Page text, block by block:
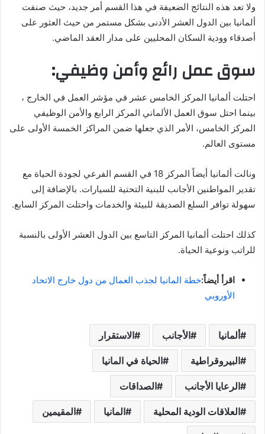
ولا تعد هذه النتائج الضعيفة في هذا القسم أمر جديد، حيث صنفت
ألمانيا بين الدول العشر الأدنى بشكل مستمر من حيث العثور على
أصدقاء وودية السكان المحليين على مدار العقد الماضي.
سوق عمل رائع وأمن وظيفي:
احتلت ألمانيا المركز الخامس عشر في مؤشر العمل في الخارج ،
بينما احتل سوق العمل الألماني المركز الرابع والأمن الوظيفي
المركز الخامس، الأمر الذي جعلها ضمن المراكز الخمسة الأولى على
مستوى العالم.
ونالت ألمانيا أيضاً المركز 18 في القسم الفرعي لجودة الحياة مع
تقدير المواطنين الأجانب للبنية التحتية للسيارات. بالإضافة إلى
سهولة توافر السلع الصديقة للبيئة والخدمات واحتلت المركز السابع.
كذلك احتلت ألمانيا المركز التاسع بين الدول العشر الأولى بالنسبة
للراتب ونوعية الحياة.
اقرأ أيضاً:خطة المانيا لجذب العمال من دول خارج الاتحاد
الأوروبي
ألمانيا الأجانب الاستقرار
البيروقراطية الحياة في المانيا
الرعايا الأجانب الصداقات
العلاقات الودية المحلية المانيا المقيمين